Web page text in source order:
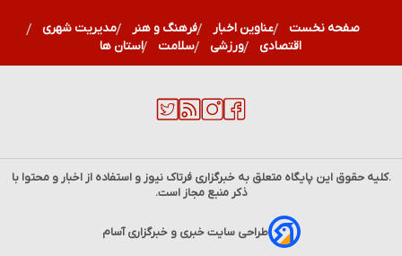
صفحه نخست عناوین اخبار فرهنگ و هنر
مدیریت شهری
اقتصادی
ورزشی سلامت استان ها
.کلیه حقوق این پایگاه متعلق به خبرگزاریفرتاک نیوز و استفاده از اخبار و محتوا با
ذکر منبع مجاز است.
طراحی سایت خبری و خبرگزاری آسام